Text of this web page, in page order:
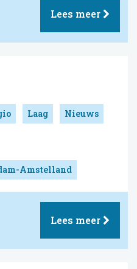
Lees meer
Laag Nieuws
Amstelland
Lees meer